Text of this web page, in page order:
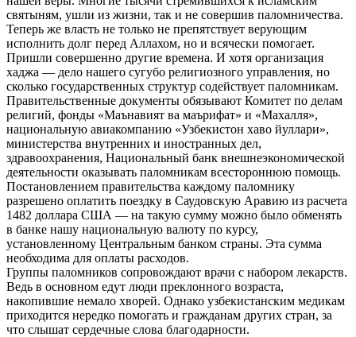
святыням, ушли из жизни, так и не совершив паломничества.
Теперь же власть не только не препятствует верующим
исполнить долг перед Аллахом, но и всячески помогает.
Пришли совершенно другие времена. И хотя организация
хаджа — дело нашего сугубо религиозного управления, но
сколько государственных структур содействует паломникам.
Правительственные документы обязывают Комитет по делам
религий, фонды «Маънавият ва маърифат» и «Махалля»,
национальную авиакомпанию «Узбекистон хаво йуллари»,
министерства внутренних и иностранных дел,
здравоохранения, Национальный банк внешнеэкономической
деятельности оказывать паломникам всестороннюю помощь.
Постановлением правительства каждому паломнику
разрешено оплатить поездку в Саудовскую Аравию из расчета
1482 доллара США — на такую сумму можно было обменять
в банке нашу национальную валюту по курсу,
установленному Центральным банком страны. Эта сумма
необходима для оплаты расходов.
Группы паломников сопровождают врачи с набором лекарств.
Ведь в основном едут люди преклонного возраста,
накопившие немало хворей. Однако узбекистанским медикам
приходится нередко помогать и гражданам других стран, за
что слышат сердечные слова благодарности.